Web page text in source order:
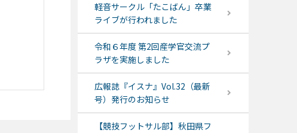
軽音サークル「たこばん」卒業
ライブが行われました
令和６年度 第2回産学官交流プ
ラザを実施しました
広報誌『イスナ』Vol.32（最新
号）発行のお知らせ
【競技フットサル部】秋田県フ